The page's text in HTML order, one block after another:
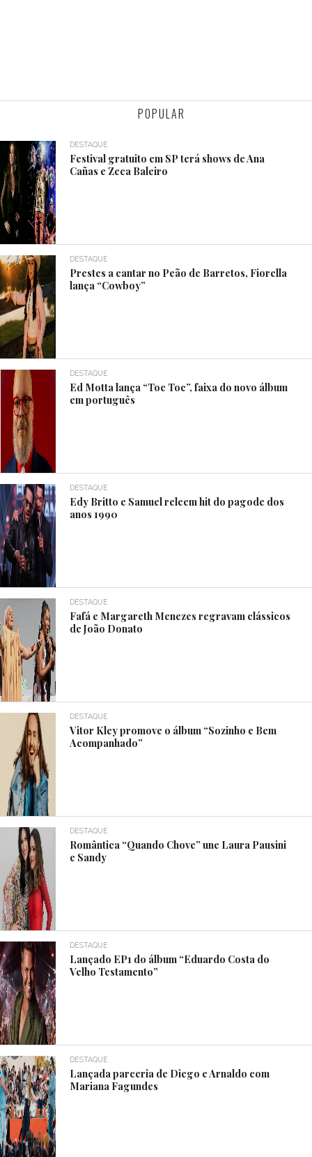
POPULAR
DESTAQUE
Festival gratuito em SP terá shows de Ana
Cañas e Zeca Baleiro
DESTAQUE
Prestes a cantar no Peão de Barretos, Fiorella
lança “Cowboy”
DESTAQUE
Ed Motta lança “Toc Toc”, faixa do novo álbum
em português
DESTAQUE
Edy Britto e Samuel releem hit do pagode dos
anos 1990
DESTAQUE
Fafá e Margareth Menezes regravam clássicos
de João Donato
DESTAQUE
Vitor Kley promove o álbum “Sozinho e Bem
Acompanhado”
DESTAQUE
Romântica “Quando Chove” une Laura Pausini
e Sandy
DESTAQUE
Lançado EP1 do álbum “Eduardo Costa do
Velho Testamento”
DESTAQUE
Lançada parceria de Diego e Arnaldo com
Mariana Fagundes